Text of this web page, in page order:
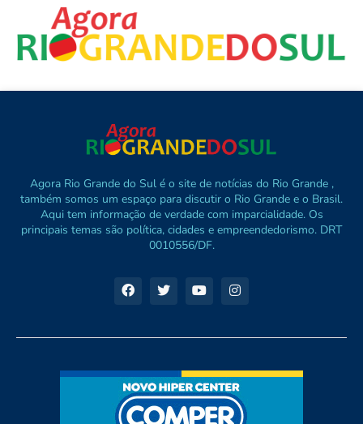
Agora Rio Grande do Sul é o site de notícias do Rio Grande ,
também somos um espaço para discutir o Rio Grande e o Brasil.
Aqui tem informação de verdade com imparcialidade. Os
principais temas são política, cidades e empreendedorismo. DRT
0010556/DF.